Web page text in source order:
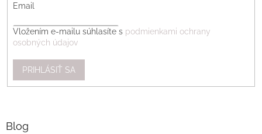
Email
Vložením e-mailu súhlasíte s podmienkami ochrany
osobných údajov
PRIHLÁSIŤ SA
Blog